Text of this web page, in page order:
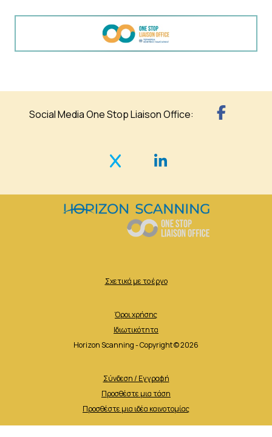
Social Media One Stop Liaison Office:
Σχετικά με το έργο
Όροι χρήσης
Ιδιωτικότητα
Horizon Scanning - Copyright © 2026
Σύνδεση / Εγγραφή
Προσθέστε μια τάση
Προσθέστε μια ιδέα καινοτομίας